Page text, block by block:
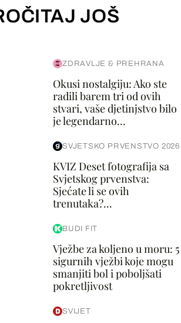
JOŠ
ZDRAVLJE & PREHRANA
Okusi nostalgiju: Ako ste
radili barem tri od ovih
stvari, vaše djetinjstvo bilo
je legendarno...
SVJETSKO PRVENSTVO 2026
KVIZ Deset fotografija sa
Svjetskog prvenstva:
Sjećate li se ovih
trenutaka?...
BUDI FIT
Vježbe za koljeno u moru: 5
sigurnih vježbi koje mogu
smanjiti bol i poboljšati
pokretljivost
SVIJET